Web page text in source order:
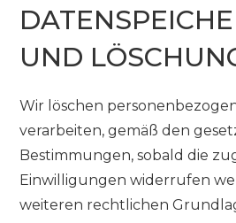
UND
Wir löschen
verarbeiten, gemäß den
Bestimmungen, sobald die
Einwilligungen widerrufen
weiteren rechtlichen